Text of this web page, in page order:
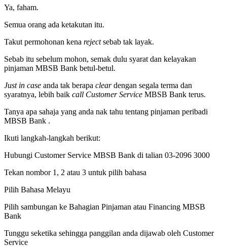
Ya, faham.
Semua orang ada ketakutan itu.
Takut permohonan kena rejectsebab tak layak.
Sebab itu sebelum mohon, semak dulu syarat dan kelayakan
pinjaman MBSB Bank betul-betul.
Just in case anda tak berapa cleardengan segala terma dan
syaratnya, lebih baik call Customer Service MBSB Bank terus.
Tanya apa sahaja yang anda nak tahu tentang pinjaman peribadi
MBSB Bank .
Ikuti langkah-langkah berikut:
Hubungi Customer Service MBSB Bank di talian 03-2096 3000
Tekan nombor 1, 2 atau 3 untuk pilih bahasa
Pilih Bahasa Melayu
Pilih sambungan ke Bahagian Pinjaman atau Financing MBSB
Bank
Tunggu seketika sehingga panggilan anda dijawab oleh Customer
Service